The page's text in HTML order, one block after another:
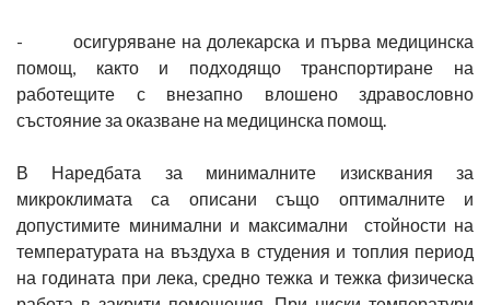
- осигуряване на долекарска и първа медицинска
помощ, както и подходящо транспортиране на
работещите с внезапно влошено здравословно
състояние за оказване на медицинска помощ.
В Наредбата за минималните изисквания за
микроклимата са описани също оптималните и
допустимите минимални и максимални стойности на
температурата на въздуха в студения и топлия период
на годината при лека, средно тежка и тежка физическа